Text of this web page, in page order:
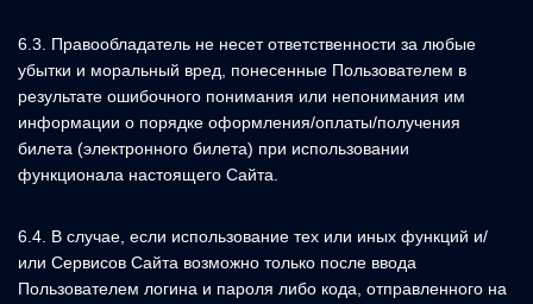
6.3. Правообладатель не несет ответственности за любые
убытки и моральный вред, понесенные Пользователем в
результате ошибочного понимания или непонимания им
информации о порядке оформления/оплаты/получения
билета (электронного билета) при использовании
функционала настоящего Сайта.
6.4. В случае, если использование тех или иных функций и/
или Сервисов Сайта возможно только после ввода
Пользователем логина и пароля либо кода, отправленного на